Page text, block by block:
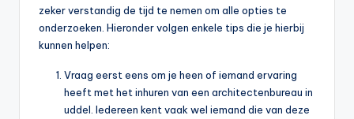
zeker verstandig de tijd te nemen om alle opties te
onderzoeken. Hieronder volgen enkele tips die je hierbij
kunnen helpen:
Vraag eerst eens om je heen of iemand ervaring
heeft met het inhuren van een architectenbureau in
uddel. Iedereen kent vaak wel iemand die van deze